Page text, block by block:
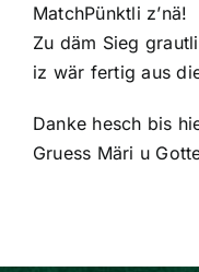
MatchPünktli z’nä!
Zu däm Sieg
iz wär fertig aus
Danke hesch bis
Gruess Märi u